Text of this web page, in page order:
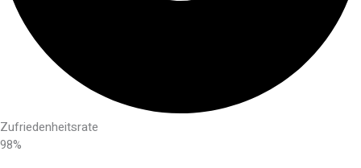
Zufriedenheitsrate
98%